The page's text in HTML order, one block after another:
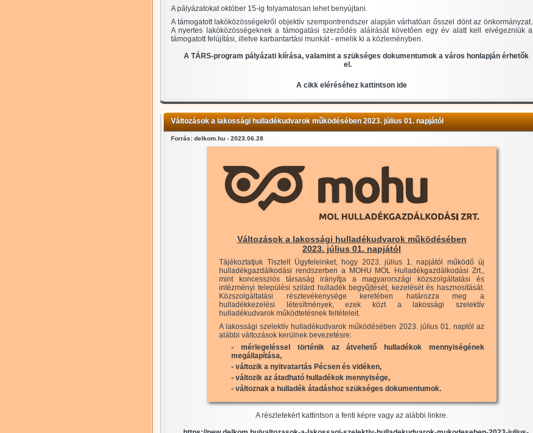
A pályázatokat október 15-ig folyamatosan lehet benyújtani.
A támogatott lakóközösségekről objektív szempontrendszer alapján várhatóan ősszel dönt az önkormányzat.
A nyertes lakóközösségeknek a támogatási szerződés aláírását követően egy év alatt kell elvégezniük a
támogatott felújítási, illetve karbantartási munkát - emelik ki a közleményben.
A TÁRS-program pályázati kiírása, valamint a szükséges dokumentumok a város honlapján érhetők
el.
A cikk eléréséhez kattintson ide
Változások a lakossági hulladékudvarok működésében 2023. július 01. napjától
Forrás: delkom.hu - 2023.06.28
Változások a lakossági hulladékudvarok működésében
2023. július 01. napjától
Tájékoztatjuk Tisztelt Ügyfeleinket, hogy 2023. július 1. napjától működő új
hulladékgazdálkodási rendszerben a MOHU MOL Hulladékgazdálkodási Zrt.,
mint koncessziós társaság irányítja a magyarországi közszolgáltatási és
intézményi települési szilárd hulladék begyűjtését, kezelését és hasznosítását.
Közszolgáltatási résztevékenysége keretében határozza meg a
hulladékkezelési létesítmények, ezek közt a lakossági szelektív
hulladékudvarok működtetésnek feltételeit.
A lakossági szelektív hulladékudvarok működésében 2023. július 01. naptól az
alábbi változások kerülnek bevezetésre:
- mérlegeléssel történik az átvehető hulladékok mennyiségének
megállapítása,
- változik a nyitvatartás Pécsen és vidéken,
- változik az átadható hulladékok mennyisége,
- változnak a hulladék átadáshoz szükséges dokumentumok.
A részletekért kattintson a fenti képre vagy az alábbi linkre.